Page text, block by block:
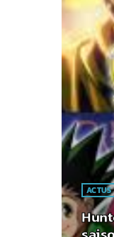
ACTUS